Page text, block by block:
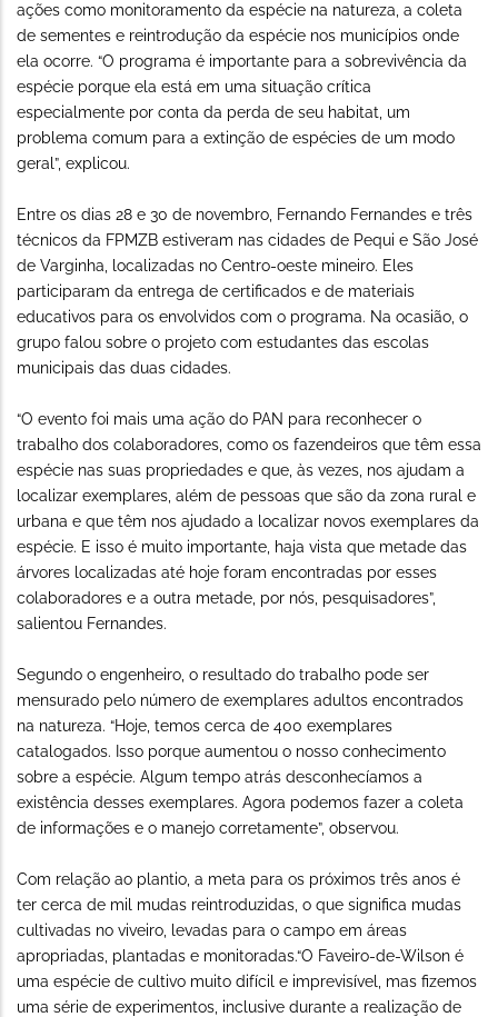
ações como monitoramento da espécie na natureza, a coleta
de sementes e reintrodução da espécie nos municípios onde
ela ocorre. “O programa é importante para a sobrevivência da
espécie porque ela está em uma situação crítica
especialmente por conta da perda de seu habitat, um
problema comum para a extinção de espécies de um modo
geral”, explicou.
Entre os dias 28 e 30 de novembro, Fernando Fernandes e três
técnicos da FPMZB estiveram nas cidades de Pequi e São José
de Varginha, localizadas no Centro-oeste mineiro. Eles
participaram da entrega de certificados e de materiais
educativos para os envolvidos com o programa. Na ocasião, o
grupo falou sobre o projeto com estudantes das escolas
municipais das duas cidades.
“O evento foi mais uma ação do PAN para reconhecer o
trabalho dos colaboradores, como os fazendeiros que têm essa
espécie nas suas propriedades e que, às vezes, nos ajudam a
localizar exemplares, além de pessoas que são da zona rural e
urbana e que têm nos ajudado a localizar novos exemplares da
espécie. E isso é muito importante, haja vista que metade das
árvores localizadas até hoje foram encontradas por esses
colaboradores e a outra metade, por nós, pesquisadores”,
salientou Fernandes.
Segundo o engenheiro, o resultado do trabalho pode ser
mensurado pelo número de exemplares adultos encontrados
na natureza. “Hoje, temos cerca de 400 exemplares
catalogados. Isso porque aumentou o nosso conhecimento
sobre a espécie. Algum tempo atrás desconhecíamos a
existência desses exemplares. Agora podemos fazer a coleta
de informações e o manejo corretamente”, observou.
Com relação ao plantio, a meta para os próximos três anos é
ter cerca de mil mudas reintroduzidas, o que significa mudas
cultivadas no viveiro, levadas para o campo em áreas
apropriadas, plantadas e monitoradas.“O Faveiro-de-Wilson é
uma espécie de cultivo muito difícil e imprevisível, mas fizemos
uma série de experimentos, inclusive durante a realização de